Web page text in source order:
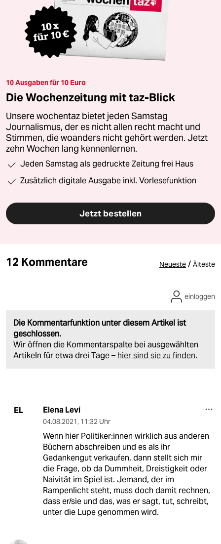
10 Ausgaben für 10 Euro
Die Wochenzeitung mit taz-Blick
Unsere wochentaz bietet jeden Samstag
Journalismus, der es nicht allen recht macht und
Stimmen, die woanders nicht gehört werden. Jetzt
zehn Wochen lang kennenlernen.
Jeden Samstag als gedruckte Zeitung frei Haus
Zusätzlich digitale Ausgabe inkl. Vorlesefunktion
Jetzt bestellen
12 Kommentare Neueste / Älteste
Die Kommentarfunktion unter diesem Artikel ist
geschlossen.
Wir öffnen die Kommentarspalte bei ausgewählten
Artikeln für etwa drei Tage – hier sind sie zu finden.
einloggen
EL Elena Levi
04.08.2021, 11:32 Uhr
Wenn hier Politiker:innen wirklich aus anderen
Büchern abschreiben und es als ihr
Gedankengut verkaufen, dann stellt sich mir
die Frage, ob da Dummheit, Dreistigkeit oder
Naivität im Spiel ist. Jemand, der im
Rampenlicht steht, muss doch damit rechnen,
dass er/sie und das, was er sagt, tut, schreibt,
unter die Lupe genommen wird.